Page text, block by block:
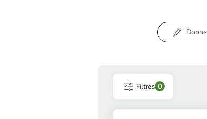
Filtres 0